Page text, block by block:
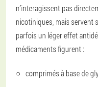
n’interagissent pas
nicotiniques, mais servent
parfois un léger effet
médicaments figurent :
comprimés à base de